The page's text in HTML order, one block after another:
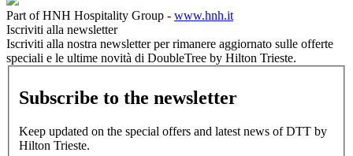
Part of HNH Hospitality Group - www.hnh.it
Iscriviti alla newsletter
Iscriviti alla nostra newsletter per rimanere aggiornato sulle offerte
speciali e le ultime novità di DoubleTree by Hilton Trieste.
Subscribe to the newsletter
Keep updated on the special offers and latest news of DTT by
Hilton Trieste.